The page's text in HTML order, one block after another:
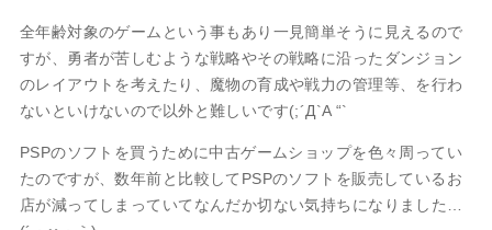
全年齢対象のゲームという事もあり一見簡単そうに見えるので
すが、勇者が苦しむような戦略やその戦略に沿ったダンジョン
のレイアウトを考えたり、魔物の育成や戦力の管理等、を行わ
ないといけないので以外と難しいです(;´Д`A “`
PSPのソフトを買うために中古ゲームショップを色々周ってい
たのですが、数年前と比較してPSPのソフトを販売しているお
店が減ってしまっていてなんだか切ない気持ちになりました…